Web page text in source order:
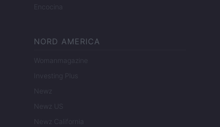
Encocina
NORD AMERICA
Womanmagazine
Investing Plus
Newz
Newz US
Newz California